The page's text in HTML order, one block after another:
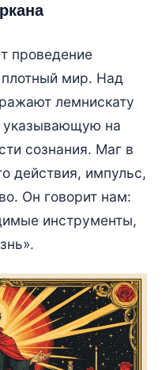
проведение
плотный мир. Над
лемнискату
указывающую на
сознания. Маг в
действия, импульс,
Он говорит нам:
инструменты,